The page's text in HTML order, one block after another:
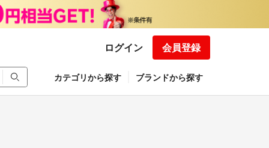
ログイン 会員登録
カテゴリから探す ブランドから探す